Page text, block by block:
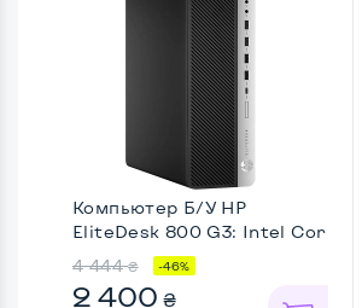
Компьютер Б/У HP
EliteDesk 800 G3: Intel Cor
...
4 444 ₴ -46%
2 400 ₴